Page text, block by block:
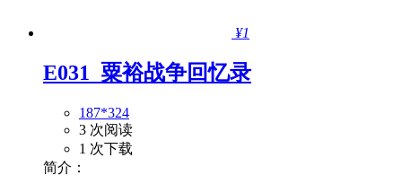
¥1
E031_粟裕战争回忆录
187*324
3 次阅读
1 次下载
简介：